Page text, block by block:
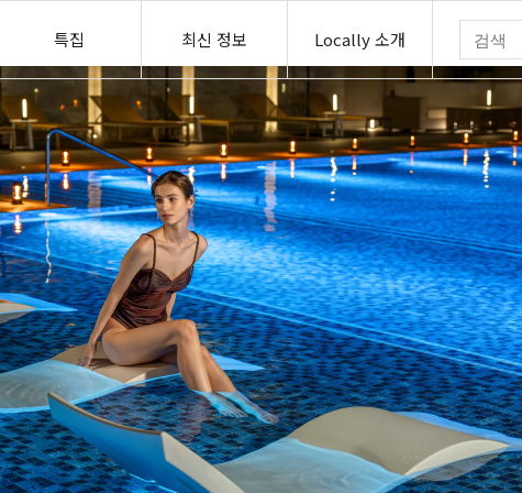
특집 최신 정보 Locally 소개